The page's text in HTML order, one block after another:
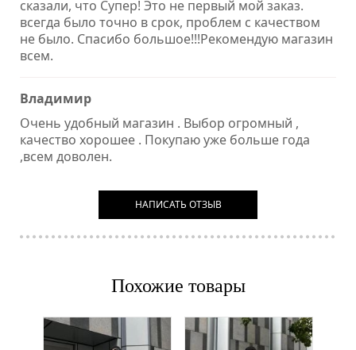
сказали, что Супер! Это не первый мой заказ.
всегда было точно в срок, проблем с качеством
не было. Спасибо большое!!!Рекомендую магазин
всем.
Владимир
Очень удобный магазин . Выбор огромный ,
качество хорошее . Покупаю уже больше года
,всем доволен.
НАПИСАТЬ ОТЗЫВ
Похожие товары